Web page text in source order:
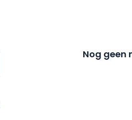
Nog geen